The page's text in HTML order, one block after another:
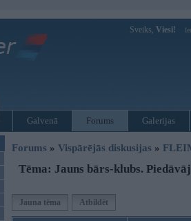
Sveiks, Viesi!
Galvenā Forums Galerijas
Forums » Vispārējās diskusijas »
Tēma: Jauns bārs-klubs.
Jauna tēma Atbildēt